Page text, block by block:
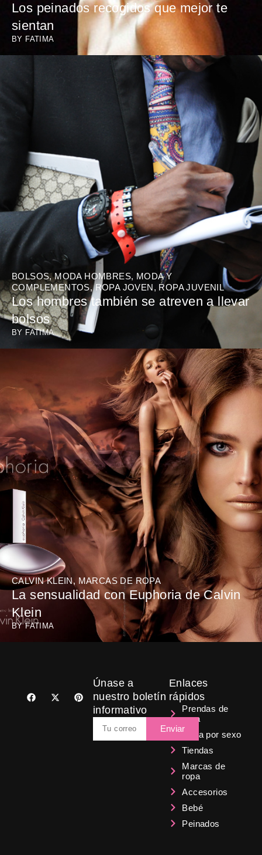
Los peinados recogidos que mejor te
sientan
BY FATIMA
BOLSOS,MODA HOMBRES, MODA Y
COMPLEMENTOS,ROPA JOVEN, ROPA JUVENIL
Los hombres también se atreven a llevar
bolsos
BY FATIMA
CALVIN KLEIN, MARCAS DE ROPA
La sensualidad con Euphoria de Calvin
Klein
BYFATIMA
F
a
X
-
P
i
Enlaces
rápidos
Prendas de
ropa
Ropa por sexo
Tiendas
Marcas de
ropa
Accesorios
Bebé
Peinados
Únase a
nuestro boletín
informativo
Enviar